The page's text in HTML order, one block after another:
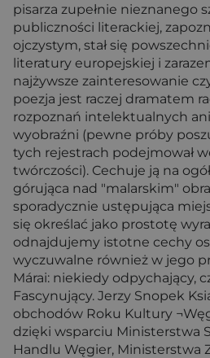
pisarza zupełnie nieznanego
publiczności literackiej,
ojczystym, stał się
literatury europejskiej i
najżywsze zainteresowanie
poezja jest raczej dramatem
rozpoznań intelektualnych
wyobraźni (pewne próby
tych rejestrach podejmował
twórczości). Cechuje ją na
górująca nad "malarskim"
sporadycznie ustępująca
się określać jako prostotę
odnajdujemy istotne cechy
wyczuwalne również w jego
Márai: niekiedy odpychający,
Fascynujący. Jerzy Snopek
obchodów Roku Kultury
dzięki wsparciu Ministerstwa
Handlu Węgier, Ministerstwa